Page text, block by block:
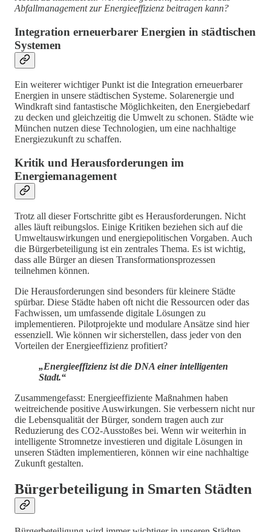
Abfallmanagement zur Energieeffizienz beitragen kann?
Integration erneuerbarer Energien in städtischen
Systemen
Ein weiterer wichtiger Punkt ist die Integration erneuerbarer
Energien in unsere städtischen Systeme. Solarenergie und
Windkraft sind fantastische Möglichkeiten, den Energiebedarf
zu decken und gleichzeitig die Umwelt zu schonen. Städte wie
München nutzen diese Technologien, um eine nachhaltige
Energiezukunft zu schaffen.
Kritik und Herausforderungen im
Energiemanagement
Trotz all dieser Fortschritte gibt es Herausforderungen. Nicht
alles läuft reibungslos. Einige Kritiken beziehen sich auf die
Umweltauswirkungen und energiepolitischen Vorgaben. Auch
die Bürgerbeteiligung ist ein zentrales Thema. Es ist wichtig,
dass alle Bürger an diesen Transformationsprozessen
teilnehmen können.
Die Herausforderungen sind besonders für kleinere Städte
spürbar. Diese Städte haben oft nicht die Ressourcen oder das
Fachwissen, um umfassende digitale Lösungen zu
implementieren. Pilotprojekte und modulare Ansätze sind hier
essenziell. Wie können wir sicherstellen, dass jeder von den
Vorteilen der Energieeffizienz profitiert?
„Energieeffizienz ist die DNA einer intelligenten
Stadt.“
Zusammengefasst: Energieeffiziente Maßnahmen haben
weitreichende positive Auswirkungen. Sie verbessern nicht nur
die Lebensqualität der Bürger, sondern tragen auch zur
Reduzierung des CO2-Ausstoßes bei. Wenn wir weiterhin in
intelligente Stromnetze investieren und digitale Lösungen in
unseren Städten implementieren, können wir eine nachhaltige
Zukunft gestalten.
Bürgerbeteiligung in Smarten Städten